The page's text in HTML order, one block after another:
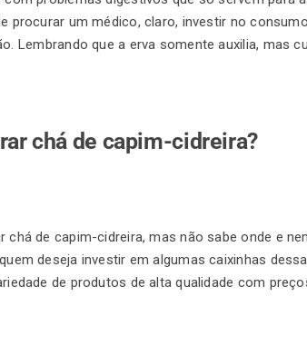
procurar um médico, claro, investir no
Lembrando que a erva somente auxilia, mas
chá de capim-cidreira?
chá de capim-cidreira, mas não sabe onde e
deseja investir em algumas caixinhas
de produtos de alta qualidade com